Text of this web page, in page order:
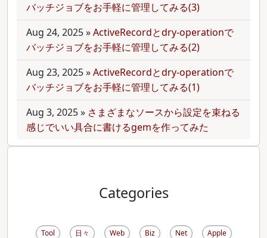
バッチジョブをお手軽に管理してみる(3)
Aug 24, 2025»ActiveRecordとdry-operationで
バッチジョブをお手軽に管理してみる(2)
Aug 23, 2025»ActiveRecordとdry-operationで
バッチジョブをお手軽に管理してみる(1)
Aug 3, 2025» さまざまなソースから設定を束ねる
感じでいい具合に書けるgemを作ってみた
Categories
Tool 日々 Web Biz Net Apple